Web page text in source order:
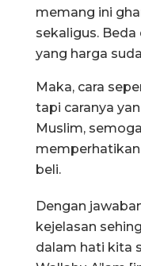
memang ini
sekaligus. Beda
yang harga
Maka, cara
tapi caranya
Muslim,
beli.
Dengan
kejelasan
dalam hati kita